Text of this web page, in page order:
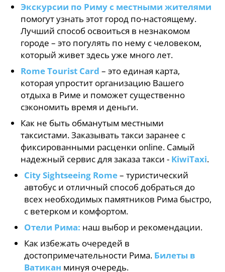
Экскурсии по Риму с местными жителями
помогут узнать этот город по-настоящему.
Лучший способ освоиться в незнакомом
городе – это погулять по нему с человеком,
который живет здесь уже много лет.
Rome Tourist Card – это единая карта,
которая упростит организацию Вашего
отдыха в Риме и поможет существенно
сэкономить время и деньги.
Как не быть обманутым местными
таксистами. Заказывать такси заранее с
фиксированными расценки online. Самый
надежный сервис для заказа такси - KiwiTaxi.
City Sightseeing Rome– туристический
автобус и отличный способ добраться до
всех необходимых памятников Рима быстро,
с ветерком и комфортом.
Отели Рима: наш выбор и рекомендации.
Как избежать очередей в
достопримечательности Рима. Билеты в
Ватикан минуя очередь.